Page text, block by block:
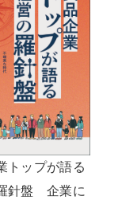
トップが語る
針盤 企業に